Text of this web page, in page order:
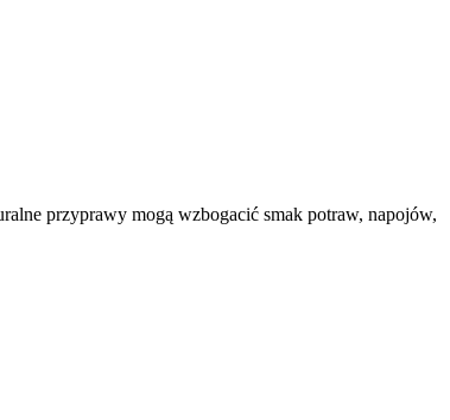
przyprawy mogą wzbogacić smak potraw, napojów,